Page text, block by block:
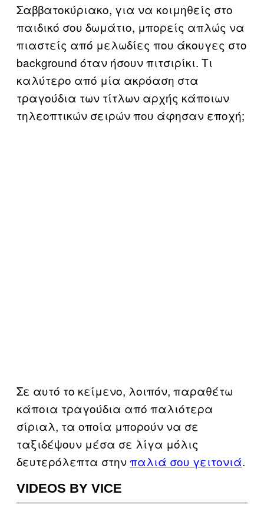
Σαββατοκύριακο, για να κοιμηθείς στο
παιδικό σου δωμάτιο, μπορείς απλώς να
πιαστείς από μελωδίες που άκουγες στο
background όταν ήσουν πιτσιρίκι. Τι
καλύτερο από μία ακρόαση στα
τραγούδια των τίτλων αρχής κάποιων
τηλεοπτικών σειρών που άφησαν εποχή;
Σε αυτό το κείμενο, λοιπόν, παραθέτω
κάποια τραγούδια από παλιότερα
σίριαλ, τα οποία μπορούν να σε
ταξιδέψουν μέσα σε λίγα μόλις
δευτερόλεπτα στηνπαλιά σου γειτονιά.
VIDEOS BY VICE